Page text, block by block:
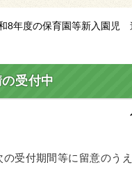
8年度の保育園等新入園児
受付中
受付期間等に留意のう